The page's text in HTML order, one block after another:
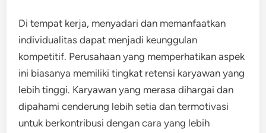
Di tempat kerja, menyadari dan memanfaatkan
individualitas dapat menjadi keunggulan
kompetitif. Perusahaan yang memperhatikan aspek
ini biasanya memiliki tingkat retensi karyawan yang
lebih tinggi. Karyawan yang merasa dihargai dan
dipahami cenderung lebih setia dan termotivasi
untuk berkontribusi dengan cara yang lebih